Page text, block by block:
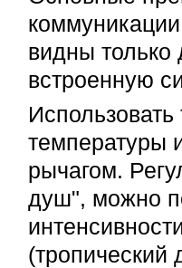
видны только
встроенную
температуры
рычагом.
душ", можно
(тропический